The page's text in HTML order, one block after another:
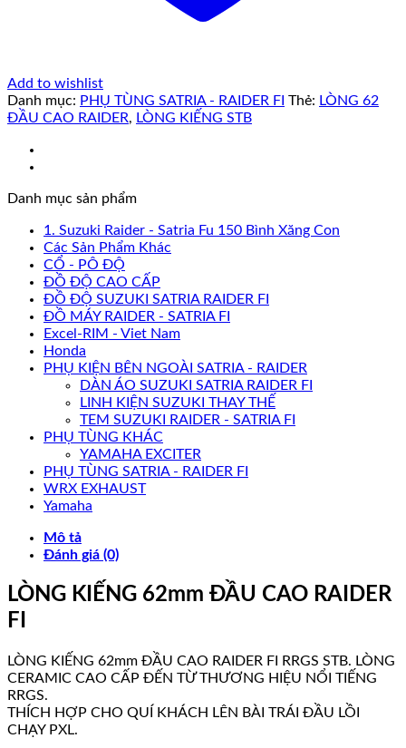
Add to wishlist
Danh mục: PHỤ TÙNG SATRIA - RAIDER FI Thẻ: LÒNG 62
ĐẦU CAO RAIDER, LÒNG KIẾNG STB
Danh mục sản phẩm
1. Suzuki Raider - Satria Fu 150 Bình Xăng Con
Các Sản Phẩm Khác
CỔ - PÔ ĐỘ
ĐỒ ĐỘ CAO CẤP
ĐỒ ĐỘ SUZUKI SATRIA RAIDER FI
ĐỒ MÁY RAIDER - SATRIA FI
Excel-RIM - Viet Nam
Honda
PHỤ KIỆN BÊN NGOÀI SATRIA - RAIDER
DÀN ÁO SUZUKI SATRIA RAIDER FI
LINH KIỆN SUZUKI THAY THẾ
TEM SUZUKI RAIDER - SATRIA FI
PHỤ TÙNG KHÁC
YAMAHA EXCITER
PHỤ TÙNG SATRIA - RAIDER FI
WRX EXHAUST
Yamaha
Mô tả
Đánh giá (0)
LÒNG KIẾNG 62mm ĐẦU CAO RAIDER
FI
LÒNG KIẾNG 62mm ĐẦU CAO RAIDER FI RRGS STB. LÒNG
CERAMIC CAO CẤP ĐẾN TỪ THƯƠNG HIỆU NỔI TIẾNG
RRGS.
THÍCH HỢP CHO QUÍ KHÁCH LÊN BÀI TRÁI ĐẦU LỒI
CHẠY PXL.